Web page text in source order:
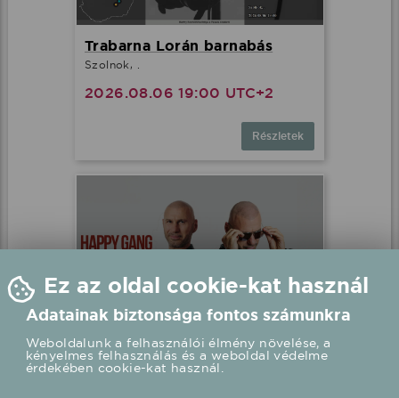
Trabarna Lorán barnabás
Szolnok, .
2026.08.06 19:00 UTC+2
Részletek
HAPPY GANG -és V1TAMIN
fellépés
Ez az oldal cookie-kat használ
Adatainak biztonsága fontos számunkra
Weboldalunk a felhasználói élmény növelése, a
kényelmes felhasználás és a weboldal védelme
érdekében cookie-kat használ.